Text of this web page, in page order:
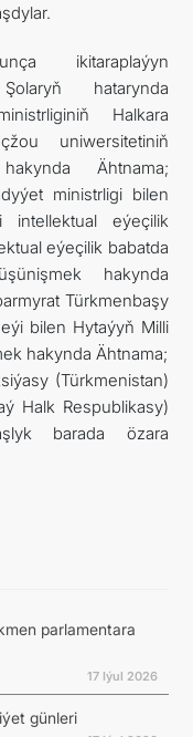
ikitaraplaýyn
hatarynda
Halkara
uniwersitetiniň
Ähtnama;
ministrligi bilen
intellektual eýeçilik
eýeçilik babatda
hakynda
Türkmenbaşy
bilen Hytaýyň Milli
hakynda Ähtnama;
(Türkmenistan)
Halk Respublikasy)
barada özara
parlamentara
17 Iýul 2026
günleri